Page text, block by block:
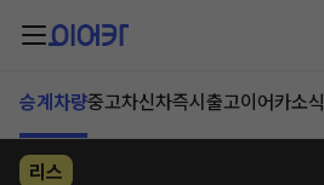
승계차량중고차신차즉시출고이어카소식
리스